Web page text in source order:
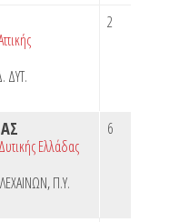
ΔΥΤ.
2
Ελλάδας
,Π.Υ.
6